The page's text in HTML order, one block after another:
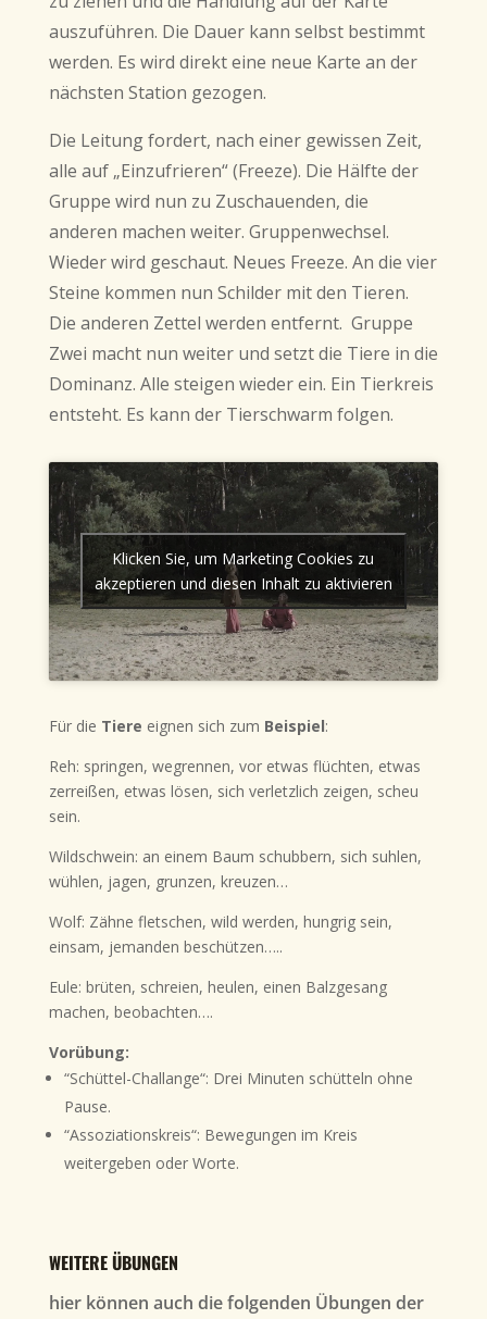
auszuführen. Die Dauer kann selbst bestimmt
werden. Es wird direkt eine neue Karte an der
nächsten Station gezogen.
Die Leitung fordert, nach einer gewissen Zeit,
alle auf „Einzufrieren“ (Freeze). Die Hälfte der
Gruppe wird nun zu Zuschauenden, die
anderen machen weiter. Gruppenwechsel.
Wieder wird geschaut. Neues Freeze. An die vier
Steine kommen nun Schilder mit den Tieren.
Die anderen Zettel werden entfernt. Gruppe
Zwei macht nun weiter und setzt die Tiere in die
Dominanz. Alle steigen wieder ein. Ein Tierkreis
entsteht. Es kann der Tierschwarm folgen.
Klicken Sie, um Marketing Cookies zu
akzeptieren und diesen Inhalt zu aktivieren
Für die Tiere eignen sich zum Beispiel:
Reh: springen, wegrennen, vor etwas flüchten, etwas
zerreißen, etwas lösen, sich verletzlich zeigen, scheu
sein.
Wildschwein: an einem Baum schubbern, sich suhlen,
wühlen, jagen, grunzen, kreuzen…
Wolf: Zähne fletschen, wild werden, hungrig sein,
einsam, jemanden beschützen…..
Eule: brüten, schreien, heulen, einen Balzgesang
machen, beobachten….
Vorübung:
“Schüttel-Challange“: Drei Minuten schütteln ohne
Pause.
“Assoziationskreis“: Bewegungen im Kreis
weitergeben oder Worte.
WEITERE ÜBUNGEN
hier können auch die folgenden Übungen der